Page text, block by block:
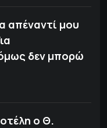
απέναντί μου
δεν μπορώ
ο Θ.